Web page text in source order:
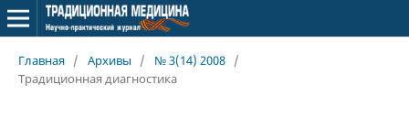
Главная / Архивы / № 3(14) 2008 /
Традиционная диагностика